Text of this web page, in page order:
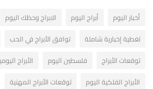
أخبار اليوم أبراج اليوم الابراج وحظك اليوم
تغطية إخبارية شاملة
توافق الأبراج في الحب
توقعات الأبراج
فلسطين اليوم
الأبراج
الأبراج الفلكية اليوم
توقعات الأبراج المهنية